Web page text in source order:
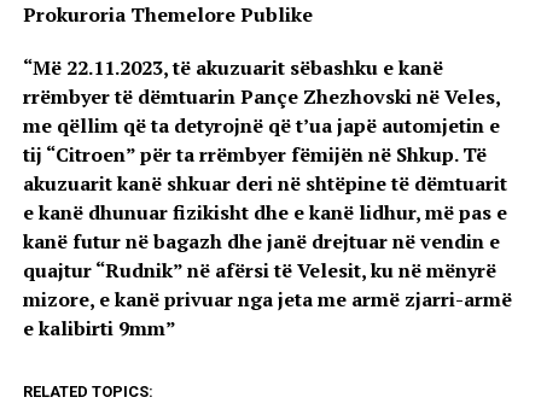
Prokuroria Themelore Publike
“Më 22.11.2023, të akuzuarit sëbashku e kanë
rrëmbyer të dëmtuarin Pançe Zhezhovski në Veles,
me qëllim që ta detyrojnë që t’ua japë automjetin e
tij “Citroen” për ta rrëmbyer fëmijën në Shkup. Të
akuzuarit kanë shkuar deri në shtëpine të dëmtuarit
e kanë dhunuar fizikisht dhe e kanë lidhur, më pas e
kanë futur në bagazh dhe janë drejtuar në vendin e
quajtur “Rudnik” në afërsi të Velesit, ku në mënyrë
mizore, e kanë privuar nga jeta me armë zjarri-armë
e kalibirti 9mm”
RELATED TOPICS: